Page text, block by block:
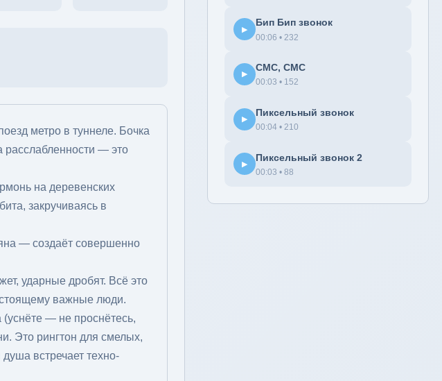
метро в туннеле. Бочка
расслабленности — это
на деревенских
закручиваясь в
— создаёт совершенно
ударные дробят. Всё это
важные люди.
(уснёте — не проснётесь,
Это рингтон для смелых,
встречает техно-
▶
Бип Бип звонок
00:06 • 232
▶
СМС, СМС
00:03 • 152
▶
Пиксельный звонок
00:04 • 210
▶
Пиксельный звонок 2
00:03 • 88